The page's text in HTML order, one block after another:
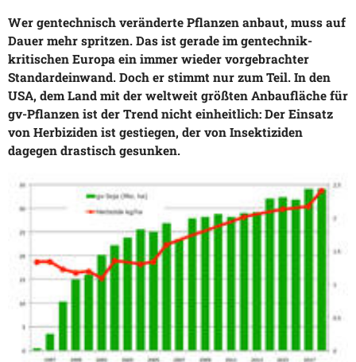
Wer gentechnisch veränderte Pflanzen anbaut, muss auf
Dauer mehr spritzen. Das ist gerade im gentechnik-
kritischen Europa ein immer wieder vorgebrachter
Standardeinwand. Doch er stimmt nur zum Teil. In den
USA, dem Land mit der weltweit größten Anbaufläche für
gv-Pflanzen ist der Trend nicht einheitlich: Der Einsatz
von Herbiziden ist gestiegen, der von Insektiziden
dagegen drastisch gesunken.